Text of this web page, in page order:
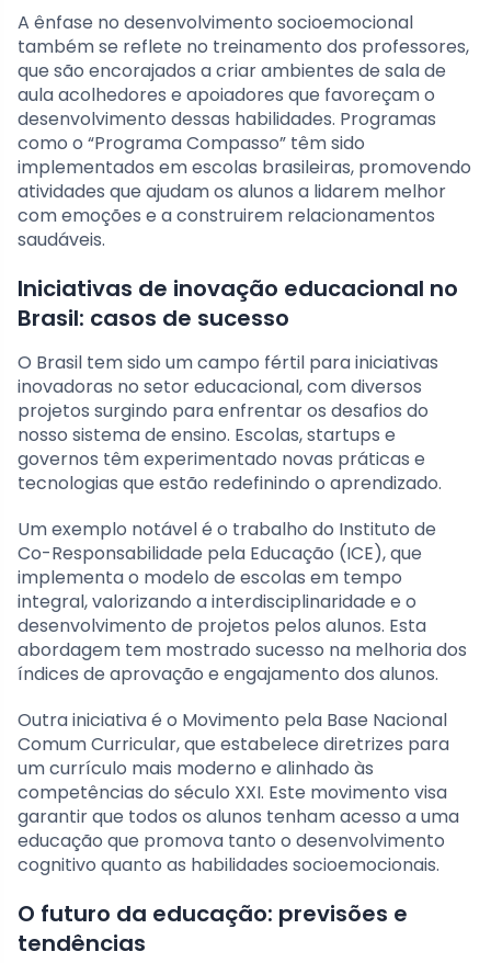
A ênfase no desenvolvimento socioemocional
também se reflete no treinamento dos professores,
que são encorajados a criar ambientes de sala de
aula acolhedores e apoiadores que favoreçam o
desenvolvimento dessas habilidades. Programas
como o “Programa Compasso” têm sido
implementados em escolas brasileiras, promovendo
atividades que ajudam os alunos a lidarem melhor
com emoções e a construirem relacionamentos
saudáveis.
Iniciativas de inovação educacional no
Brasil: casos de sucesso
O Brasil tem sido um campo fértil para iniciativas
inovadoras no setor educacional, com diversos
projetos surgindo para enfrentar os desafios do
nosso sistema de ensino. Escolas, startups e
governos têm experimentado novas práticas e
tecnologias que estão redefinindo o aprendizado.
Um exemplo notável é o trabalho do Instituto de
Co-Responsabilidade pela Educação (ICE), que
implementa o modelo de escolas em tempo
integral, valorizando a interdisciplinaridade e o
desenvolvimento de projetos pelos alunos. Esta
abordagem tem mostrado sucesso na melhoria dos
índices de aprovação e engajamento dos alunos.
Outra iniciativa é o Movimento pela Base Nacional
Comum Curricular, que estabelece diretrizes para
um currículo mais moderno e alinhado às
competências do século XXI. Este movimento visa
garantir que todos os alunos tenham acesso a uma
educação que promova tanto o desenvolvimento
cognitivo quanto as habilidades socioemocionais.
O futuro da educação: previsões e
tendências